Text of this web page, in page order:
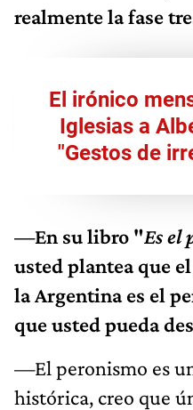
realmente la fase
El irónico
Iglesias a
"Gestos de
—En su libro "Es el
usted plantea que
la Argentina es el
que usted pueda
—El peronismo es
histórica, creo que